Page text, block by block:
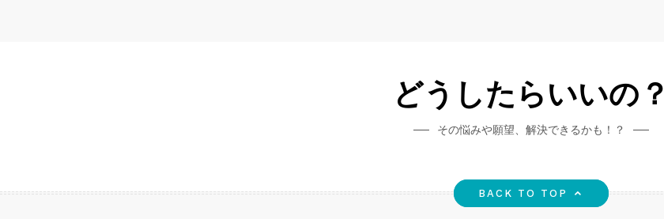
どうしたらいいの？
その悩みや願望、解決できるかも！？
BACK TO TOP